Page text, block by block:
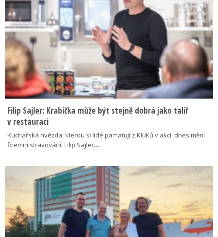
Filip Sajler: Krabička může být stejně dobrá jako talíř
v restauraci
Kuchařská hvězda, kterou si lidé pamatují z Kluků v akci, dnes mění
firemní stravování. Filip Sajler…